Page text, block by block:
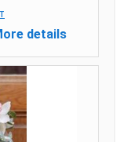
details